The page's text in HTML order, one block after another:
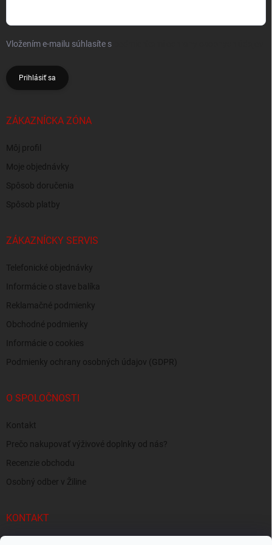
Vložením e-mailu súhlasíte s
Prihlásiť sa
ZÁKAZNÍCKA ZÓNA
Môj profil
Moje objednávky
Spôsob doručenia
Spôsob platby
ZÁKAZNÍCKY SERVIS
Telefonické objednávky
Informácie o stave balíka
Reklamačné podmienky
Obchodné podmienky
Informácie o cookies
Podmienky ochrany osobných údajov (GDPR)
O SPOLOČNOSTI
Kontakt
Prečo nakupovať výživové doplnky od nás?
Recenzie obchodu
Osobný odber v Žiline
KONTAKT